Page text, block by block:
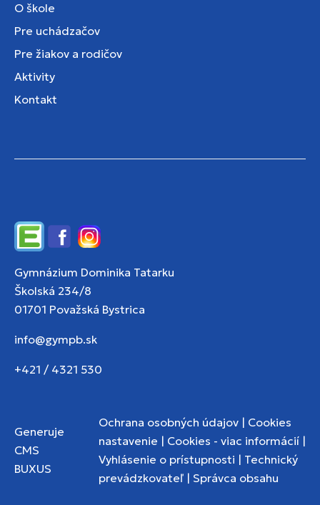
O škole
Pre uchádzačov
Pre žiakov a rodičov
Aktivity
Kontakt
EdupageFacebookInstagram
Gymnázium Dominika Tatarku
Školská 234/8
01701 Považská Bystrica
info@gympb.sk
+421 / 4321 530
Generuje
CMS
BUXUS
Ochrana osobných údajov | Cookies
nastavenie | Cookies - viac informácií |
Vyhlásenie o prístupnosti | Technický
prevádzkovateľ | Správca obsahu